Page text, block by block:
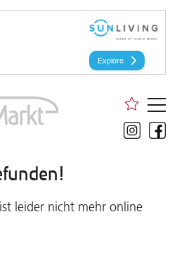
leider nicht mehr online